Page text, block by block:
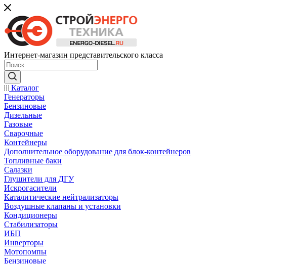
Интернет-магазин представительского класса
Каталог
Генераторы
Бензиновые
Дизельные
Газовые
Сварочные
Контейнеры
Дополнительное оборудование для блок-контейнеров
Топливные баки
Салазки
Глушители для ДГУ
Искрогасители
Каталитические нейтрализаторы
Воздушные клапаны и установки
Кондиционеры
Стабилизаторы
ИБП
Инверторы
Мотопомпы
Бензиновые